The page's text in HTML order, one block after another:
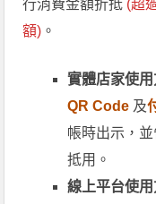
行消費金額折抵 (超
額) 。
實體店家使用
QR Code 及
帳時出示，
抵用。
線上平台使用